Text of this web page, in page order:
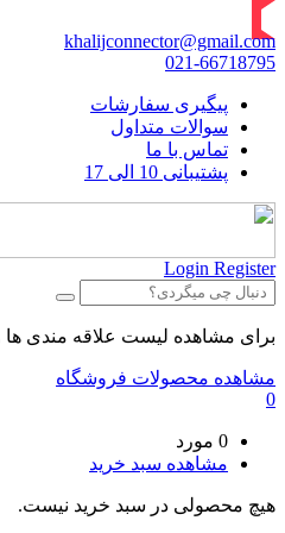
khalijconnector@gmail.com
021-66718795
پیگیری سفارشات
سوالات متداول
تماس با ما
پشتیبانی 10 الی 17
Login Register
برای مشاهده لیست علاقه مندی ها
مشاهده محصولات فروشگاه
0
0 مورد
مشاهده سبد خرید
هیچ محصولی در سبد خرید نیست.